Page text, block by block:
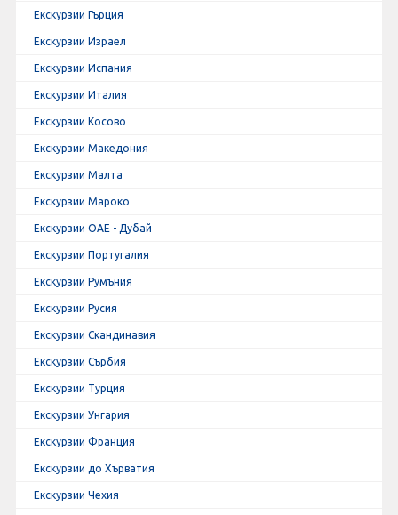
Екскурзии Гърция
Екскурзии Израел
Екскурзии Испания
Екскурзии Италия
Екскурзии Косово
Екскурзии Македония
Екскурзии Малта
Екскурзии Мароко
Екскурзии ОАЕ - Дубай
Екскурзии Португалия
Екскурзии Румъния
Екскурзии Русия
Екскурзии Скандинавия
Екскурзии Сърбия
Екскурзии Турция
Екскурзии Унгария
Екскурзии Франция
Екскурзии до Хърватия
Екскурзии Чехия